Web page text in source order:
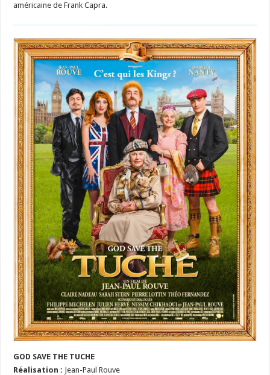
américaine de Frank Capra.
GOD SAVE THE TUCHE
Réalisation : Jean-Paul Rouve